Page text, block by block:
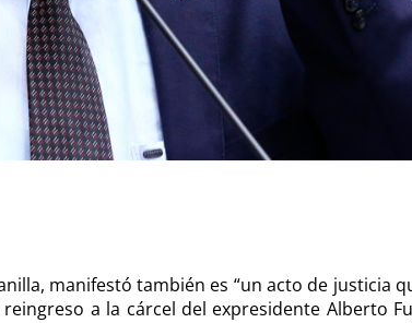
manifestó también es “un acto de justicia
a la cárcel del expresidente Alberto